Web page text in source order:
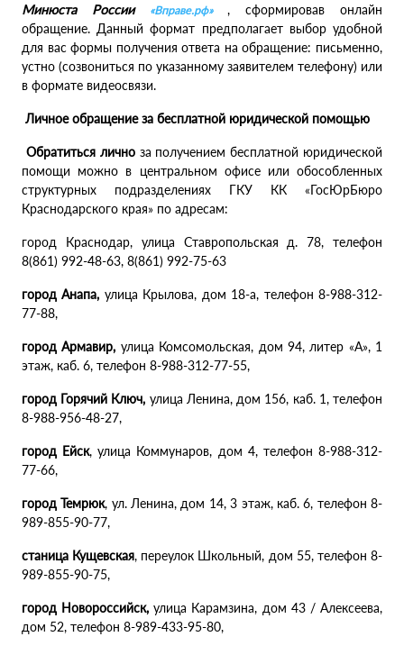
Минюста России «Вправе.рф», сформировав онлайн
обращение. Данный формат предполагает выбор удобной
для вас формы получения ответа на обращение: письменно,
устно (созвониться по указанному заявителем телефону) или
в формате видеосвязи.
Личное обращение за бесплатной юридической помощью
Обратиться личноза получением бесплатной юридической
помощи можно в центральном офисе или обособленных
структурных подразделениях ГКУ КК «ГосЮрБюро
Краснодарского края» по адресам:
город Краснодар, улица Ставропольская д. 78, телефон
8(861) 992-48-63, 8(861) 992-75-63
город Анапа, улица Крылова, дом 18-а, телефон 8-988-312-
77-88,
город Армавир, улица Комсомольская, дом 94, литер «А», 1
этаж, каб. 6, телефон 8-988-312-77-55,
город Горячий Ключ, улица Ленина, дом 156, каб. 1, телефон
8-988-956-48-27,
город Ейск, улица Коммунаров, дом 4, телефон 8-988-312-
77-66,
город Темрюк, ул. Ленина, дом 14, 3 этаж, каб. 6, телефон 8-
989-855-90-77,
станица Кущевская, переулок Школьный, дом 55, телефон 8-
989-855-90-75,
город Новороссийск, улица Карамзина, дом 43 / Алексеева,
дом 52, телефон 8-989-433-95-80,